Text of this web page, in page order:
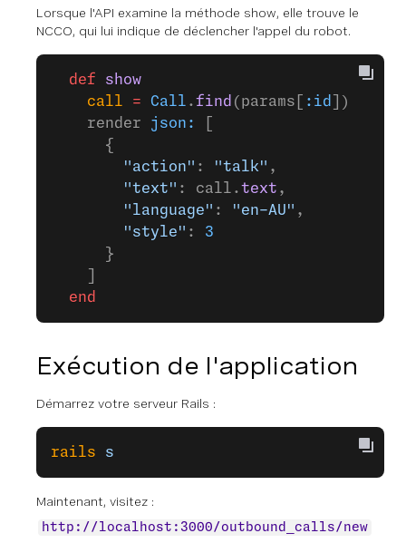
Lorsque l'API examine la méthode show, elle trouve le
NCCO, qui lui indique de déclencher l'appel du robot.
  def
show
    call
= Call .find (params[ :id
])
    render
json:
      {
        "action"
: "talk" ,
        "text"
: call.text ,
        "language"
: "en-AU" ,
        "style"
: 3
      }
  end
Exécution de l'application
Démarrez votre serveur Rails :
rails s
Maintenant, visitez :
http://localhost:3000/outbound_calls/new